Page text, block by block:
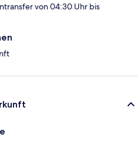
von 04:30 Uhr bis